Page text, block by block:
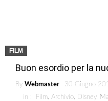
FILM
Buon esordio per la
By Webmaster
30 Giugno
in :
Film Archivio Disney,